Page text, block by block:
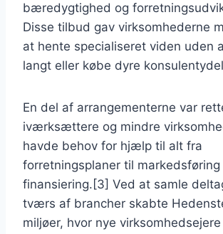
bæredygtighed og
Disse tilbud gav virksomhederne
at hente specialiseret viden uden
langt eller købe dyre
En del af arrangementerne var
iværksættere og mindre
havde behov for hjælp til alt fra
forretningsplaner til markedsføring
finansiering.[3] Ved at samle
tværs af brancher skabte
miljøer, hvor nye